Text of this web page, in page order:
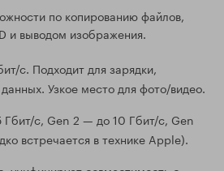
по копированию файлов,
и выводом изображения.
с. Подходит для зарядки,
Узкое место для фото/видео.
с, Gen 2 — до 10 Гбит/с, Gen
встречается в технике Apple).